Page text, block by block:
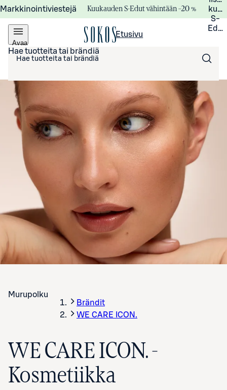
Markkinointiviestejä Kuukauden S-Edut vähintään –20 %
S-
Avaa
valikko
Etusivu
Hae tuotteita tai brändiä
Murupolku
Brändit
WE CARE ICON.
WE CARE ICON. -
Kosmetiikka